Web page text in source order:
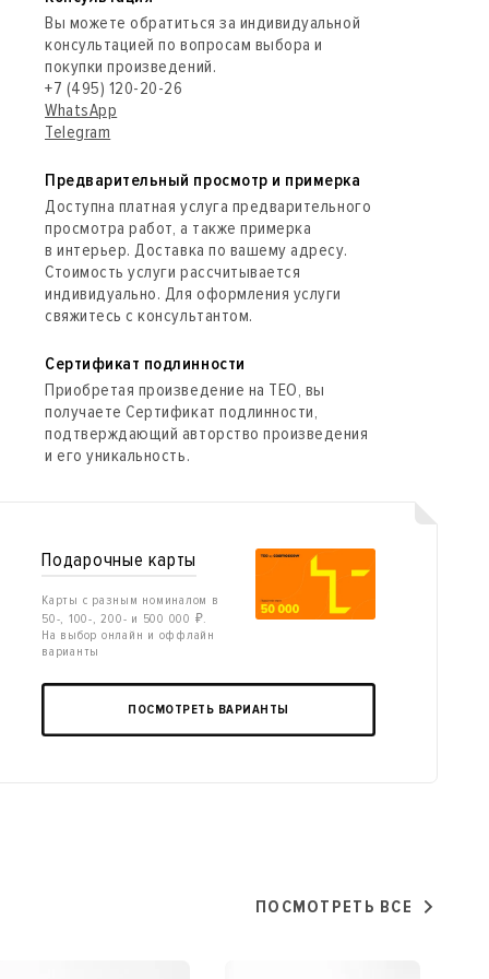
Вы можете обратиться за индивидуальной
консультацией по вопросам выбора и
покупки произведений.
+7 (495) 120-20-26
WhatsApp
Telegram
Предварительный просмотр и примерка
Доступна платная услуга предварительного
просмотра работ, а также примерка
в интерьер. Доставка по вашему адресу.
Стоимость услуги рассчитывается
индивидуально. Для оформления услуги
свяжитесь с консультантом.
Сертификат подлинности
Приобретая произведение на ТЕО, вы
получаете Сертификат подлинности,
подтверждающий авторство произведения
и его уникальность.
Подарочные карты
Карты с разным номиналом в
50-, 100-, 200- и 500 000 ₽.
На выбор онлайн и оффлайн
варианты
ПОСМОТРЕТЬ ВАРИАНТЫ
ПОСМОТРЕТЬ ВСЕ